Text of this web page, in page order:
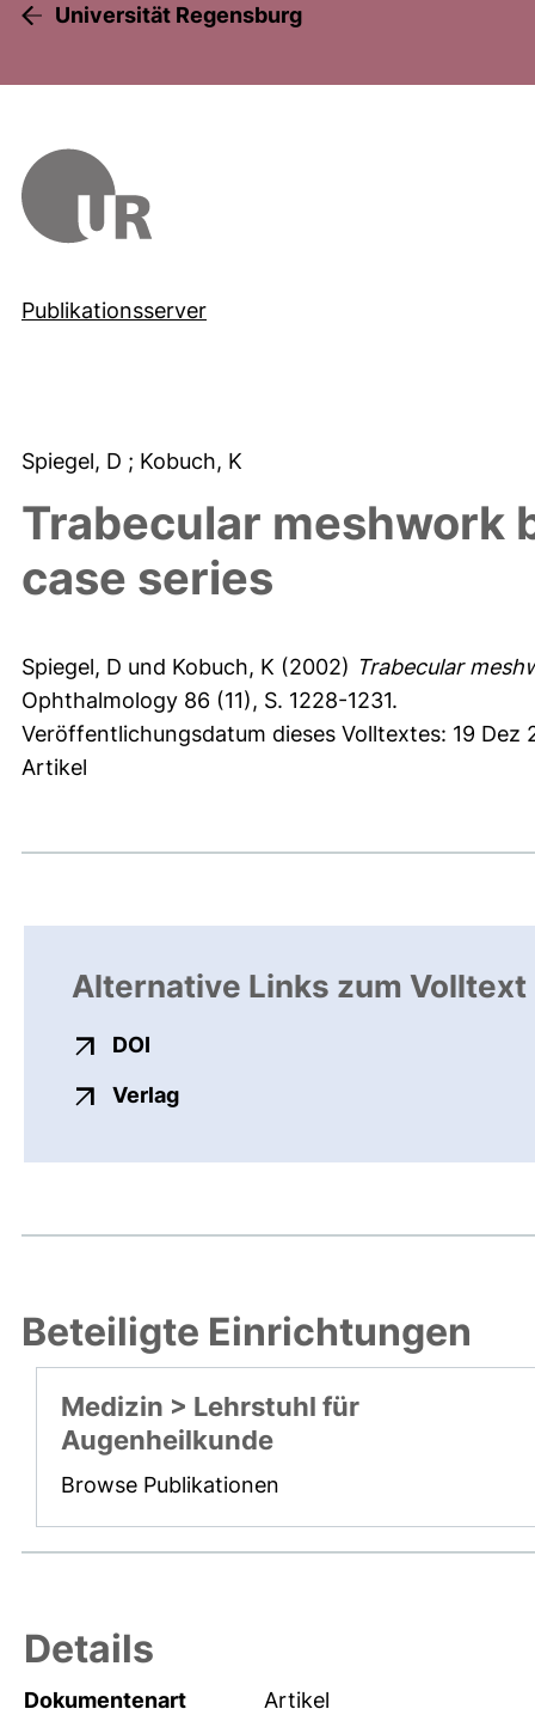
Universität Regensburg
Publikationsserver
Spiegel, D ; Kobuch, K
Trabecular meshwork
case series
Spiegel, D und Kobuch, K (2002) Trabecular
Ophthalmology 86 (11), S. 1228-1231.
Veröffentlichungsdatum dieses Volltextes: 19 Dez
Artikel
Alternative Links zum Volltext
DOI
Verlagexterner Link, öffnet neues
Beteiligte Einrichtungen
Medizin > Lehrstuhl für
Augenheilkunde
Browse Publikationen
Details
Dokumentenart
Artikel